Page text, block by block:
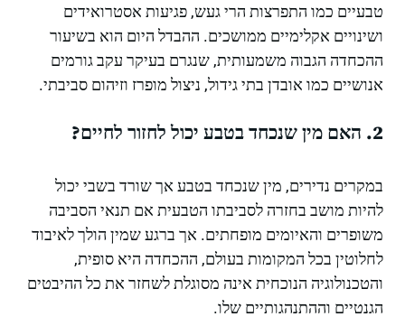
טבעיים כמו התפרצות הרי געש, פגיעות אסטרואידים
ושינויים אקלימיים ממושכים. ההבדל היום הוא בשיעור
ההכחדה הגבוה משמעותית, שנגרם בעיקר עקב גורמים
אנושיים כמו אובדן בתי גידול, ניצול מופרז וזיהום סביבתי.
2. האם מין שנכחד בטבע יכול לחזור לחיים?
במקרים נדירים, מין שנכחד בטבע אך שורד בשבי יכול
להיות מושב בחזרה לסביבתו הטבעית אם תנאי הסביבה
משופרים והאיומים מופחתים. אך ברגע שמין הולך לאיבוד
לחלוטין בכל המקומות בעולם, ההכחדה היא סופית,
והטכנולוגיה הנוכחית אינה מסוגלת לשחזר את כל ההיבטים
הגנטיים וההתנהגותיים שלו.